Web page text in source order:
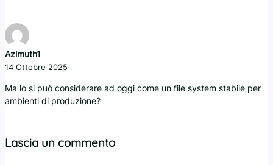
Azimuth1
14 Ottobre 2025
Ma lo si può considerare ad oggi come un file system stabile per
ambienti di produzione?
Lascia un commento